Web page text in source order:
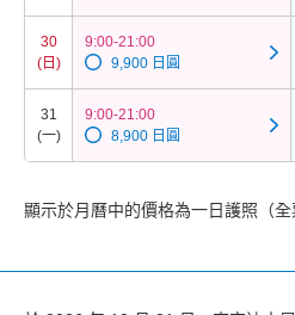
30
(日)
9:00-21:00
9,900 日圓
31
(一)
9:00-21:00
8,900 日圓
顯示於月曆中的價格為一日護照（全